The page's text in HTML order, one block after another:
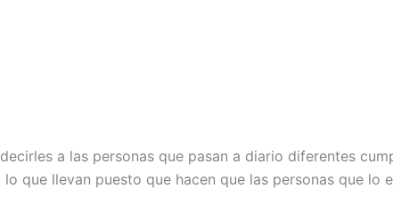
a las personas que pasan a diario diferentes
que llevan puesto que hacen que las personas que lo